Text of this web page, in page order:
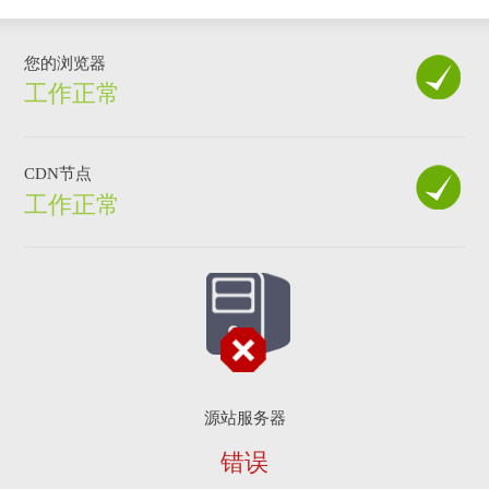
您的浏览器
工作正常
CDN节点
工作正常
源站服务器
错误